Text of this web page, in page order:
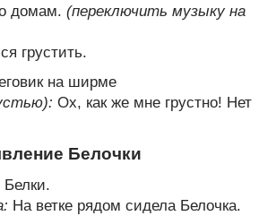
домам. (переключить музыку на
грустить.
на ширме
Ох, как же мне грустно! Нет
Белочки
На ветке рядом сидела Белочка.